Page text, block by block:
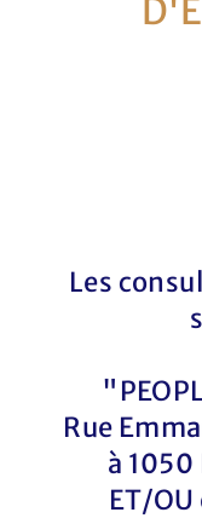
Les
Rue
à
ET/